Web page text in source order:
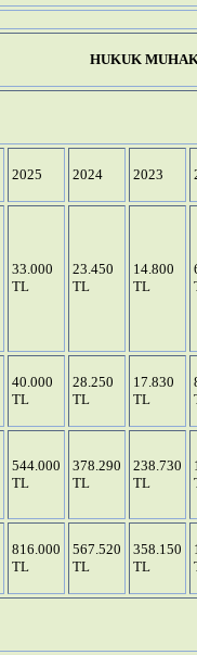
HUKUK
2025 2024 2023
33.000
TL
23.450
TL
14.800
TL
40.000
TL
28.250
TL
17.830
TL
544.000
TL
378.290
TL
238.730
TL
816.000
TL
567.520
TL
358.150
TL